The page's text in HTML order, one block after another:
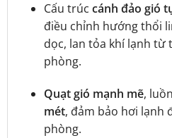
Cấu trúc cánh đảo gió
điều chỉnh hướng thổi
dọc, lan tỏa khí lạnh từ
phòng.
Quạt gió mạnh mẽ,
mét, đảm bảo hơi lạnh
phòng.